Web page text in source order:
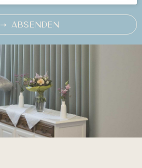
➝ ABSENDEN